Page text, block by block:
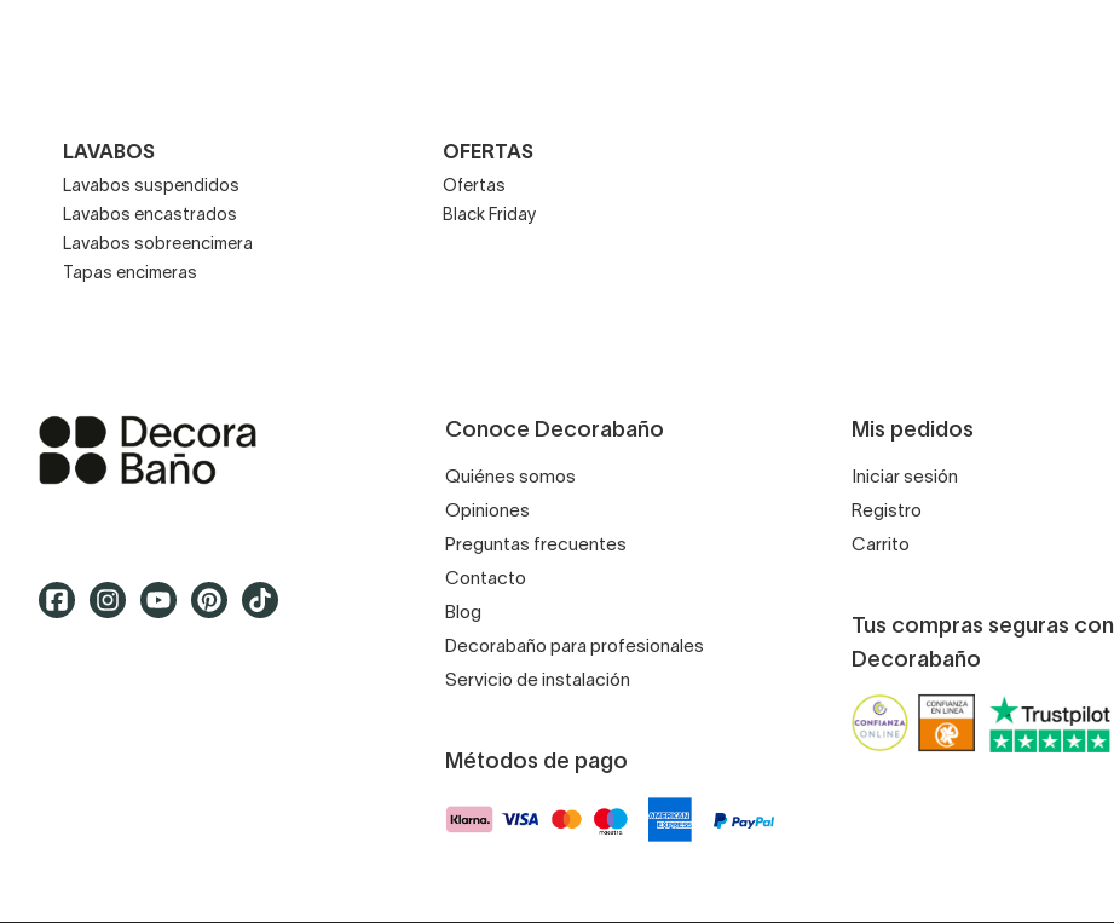
internacionalmente
Uno de los más relevantes dentro del sector del diseño
industrial, el galardón se le concedió por su innovador
El "Cucciolo" también es
permanente del Museo de Arte Moderno (MoMA)
LAVABOS
Lavabos suspendidos
Lavabos encastrados
Lavabos sobreencimera
Tapas encimeras
OFERTAS
Ofertas
Black Friday
Conoce Decorabaño
Quiénes somos
Opiniones
Preguntas frecuentes
Contacto
Blog
Decorabaño para profesionales
Servicio de instalación
Métodos de pago
Mis pedidos
Iniciar sesión
Registro
Carrito
Tus compras seguras con
Decorabaño